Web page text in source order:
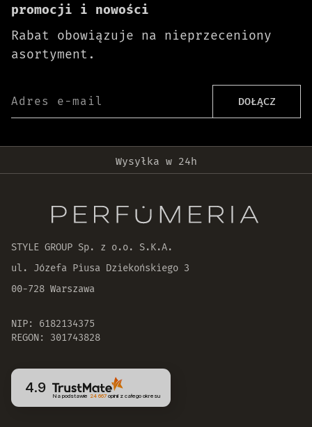
promocji i nowości
Rabat obowiązuje na nieprzeceniony
asortyment.
Adres e-mail DOŁĄCZ
Wysyłka w 24h
30 dni na zwrot zamówienia
STYLE GROUP Sp. z o.o. S.K.A.
ul. Józefa Piusa Dziekońskiego 3
00-728 Warszawa
NIP: 6182134375
REGON: 301743828
4.9
Na podstawie 24 667opinii z całego okresu